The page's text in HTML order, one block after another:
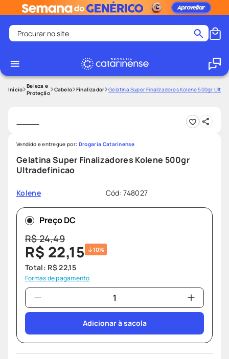
Procurar no site
1
2 º
medley
7º
ozivy
10
º teste gravidez
Beleza e
Proteção Cabelo Finalizador Gelatina Super Finalizadores Kolene 500gr
Gelatina Super Finalizadores Kolene 500gr
Ultradefinicao
Kolene Cód:748027
Vendido e entregue por: Drogaria Catarinense
Preço DC
R$24,49
R$ 22,15 10%
Total: R$ 22,15
Formas de pagamento
Adicionar à sacola